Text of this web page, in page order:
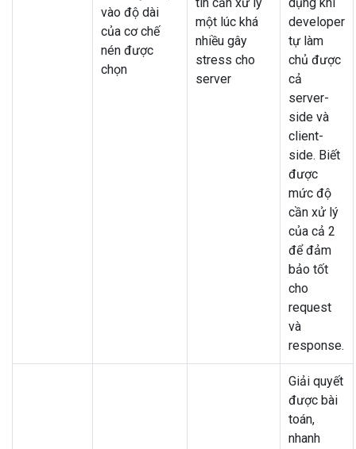
vào độ dài
của cơ chế
nén được
chọn
một lúc khá
nhiều gây
stress cho
server
developer
tự làm
chủ được
cả
server-
side và
client-
side. Biết
được
mức độ
cần xử lý
của cả 2
để đảm
bảo tốt
cho
request
và
response.
Giải quyết
được bài
toán,
nhanh